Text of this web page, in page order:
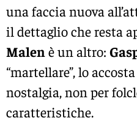
una faccia nuova
il dettaglio che resta
Malenè un altro:
“martellare”, lo
nostalgia, non per
caratteristiche.